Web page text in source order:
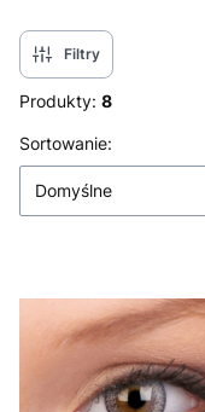
Filtry
Produkty: 8
Lista produktów
Sortowanie:
Domyślne